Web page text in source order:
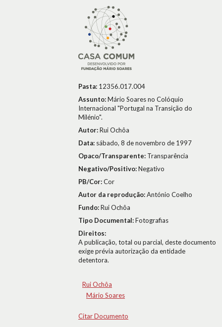
Pasta: 12356.017.004
Assunto:Mário Soares no Colóquio
Internacional "Portugal na Transição do
Milénio".
Autor:Rui Ochôa
Data: sábado, 8 de novembro de 1997
Opaco/Transparente: Transparência
Negativo/Positivo:Negativo
PB/Cor:Cor
Autor da reprodução:António Coelho
Fundo:Rui Ochôa
Tipo Documental:Fotografias
Direitos:
A publicação, total ou parcial, deste documento
exige prévia autorização da entidade
detentora.
Rui Ochôa
Mário Soares
Citar Documento